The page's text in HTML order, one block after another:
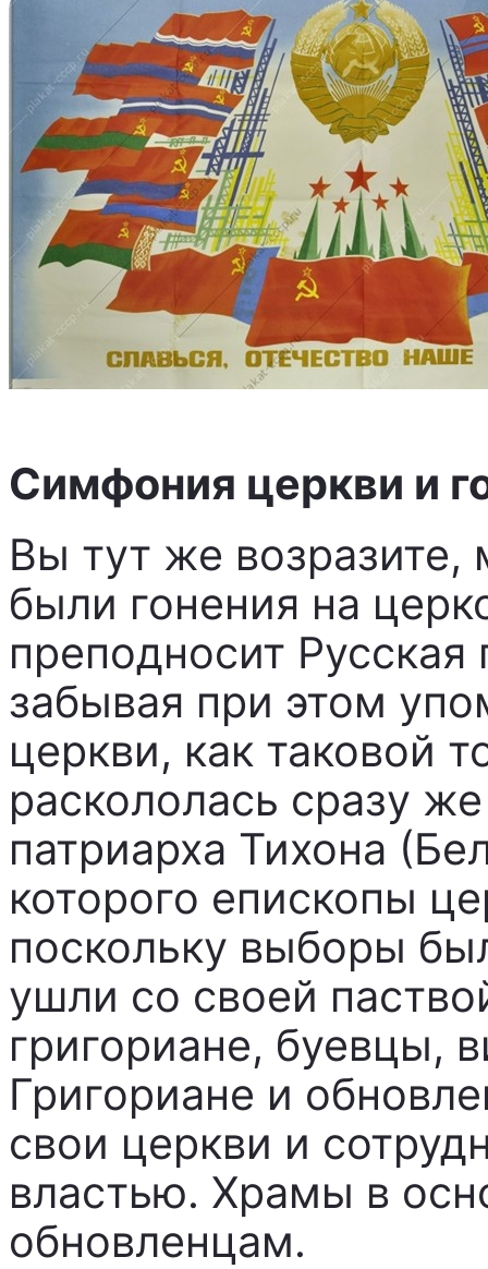
Симфония церкви и
Вы тут же
были гонения на
преподносит Русская
забывая при этом
церкви, как таковой
раскололась сразу
патриарха Тихона
которого епископы
поскольку выборы
ушли со своей
григориане, буевцы,
Григориане и
свои церкви и
властью. Храмы в
обновленцам.